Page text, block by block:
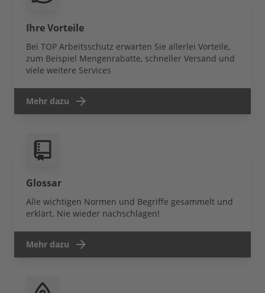
Ihre Vorteile
Bei TOP Arbeitsschutz erwarten Sie allerlei Vorteile,
zum Beispiel Mengenrabatte, schneller Versand und
viele weitere Services
Mehr dazu
Glossar
Alle wichtigen Normen und Begriffe gesammelt und
erklärt. Nie wieder nachschlagen!
Mehr dazu